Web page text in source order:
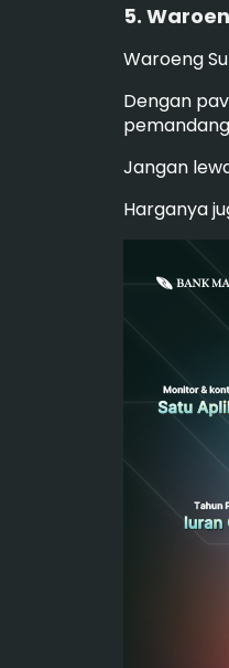
5.
Waroeng
Dengan
Jangan
Harganya